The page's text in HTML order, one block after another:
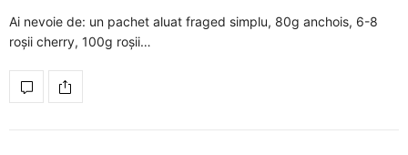
Ai nevoie de: un pachet aluat fraged simplu, 80g anchois, 6-8
roșii cherry, 100g roșii…